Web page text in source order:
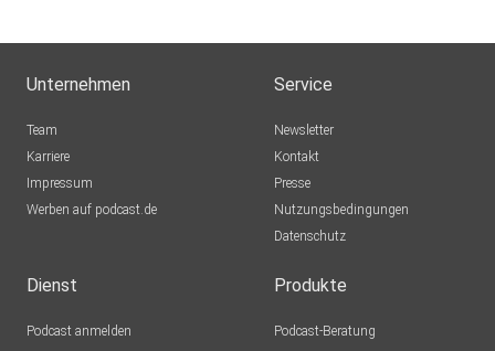
Unternehmen
Team
Karriere
Impressum
Werben auf podcast.de
Service
Newsletter
Kontakt
Presse
Nutzungsbedingungen
Datenschutz
Dienst
Podcast anmelden
Produkte
Podcast-Beratung